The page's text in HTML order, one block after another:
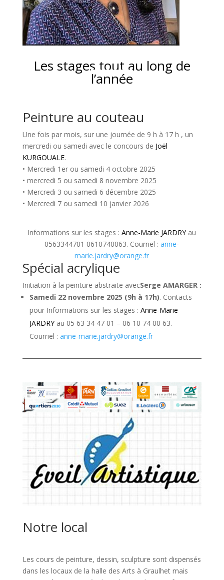
Les stages tout au long de
l’année
Peinture au couteau
Une fois par mois, sur une journée de 9 h à 17 h , un
mercredi ou samedi avec le concours de Joël
KURGOUALE.
• Mercredi 1er ou samedi 4 octobre 2025
• mercredi 5 ou samedi 8 novembre 2025
• Mercredi 3 ou samedi 6 décembre 2025
• Mercredi 7 ou samedi 10 janvier 2026
Informations sur les stages :Anne-Marie JARDRYau
0563344701 0610740063. Courriel :anne-
marie.jardry@orange.fr
Spécial acrylique
Initiation à la peinture abstraite avecSerge AMARGER :
Samedi 22 novembre 2025 (9h à 17h). Contacts
pour Informations sur les stages : Anne-Marie
JARDRYau 05 63 34 47 01 – 06 10 74 00 63.
Courriel : anne-marie.jardry@orange.fr
Notre local
Les cours de peinture, dessin, sculpture sont dispensés
dans les locaux de la halle des Arts à Graulhet mais